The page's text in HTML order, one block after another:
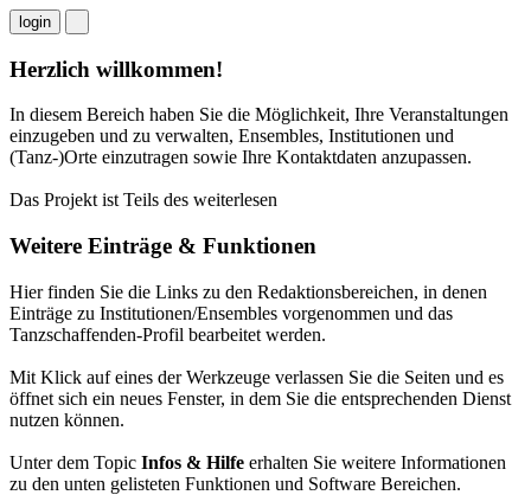
login
Herzlich willkommen!
In diesem Bereich haben Sie die Möglichkeit, Ihre Veranstaltungen
einzugeben und zu verwalten, Ensembles, Institutionen und
(Tanz-)Orte einzutragen sowie Ihre Kontaktdaten anzupassen.
Das Projekt ist Teils des weiterlesen
Weitere Einträge & Funktionen
Hier finden Sie die Links zu den Redaktionsbereichen, in denen
Einträge zu Institutionen/Ensembles vorgenommen und das
Tanzschaffenden-Profil bearbeitet werden.
Mit Klick auf eines der Werkzeuge verlassen Sie die Seiten und es
öffnet sich ein neues Fenster, in dem Sie die entsprechenden Dienst
nutzen können.
Unter dem Topic Infos & Hilfe erhalten Sie weitere Informationen
zu den unten gelisteten Funktionen und Software Bereichen.